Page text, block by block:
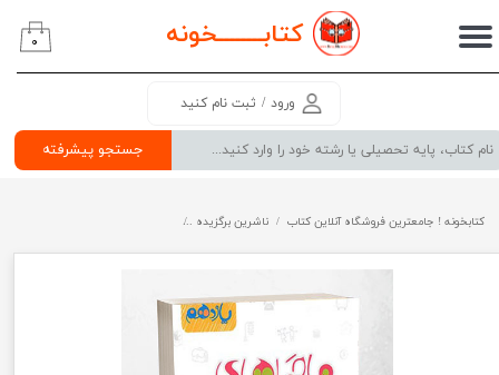
کتابــــــــخونه
جستجو پیشرفته
ورود / ثبت نام کنید
حساب کاربری من
سفارشات
۰
کتابخونه ! جامعترین فروشگاه آنلاین کتاب ناشرین برگزیده